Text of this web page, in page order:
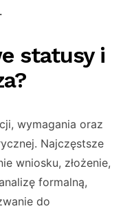
statusy i
wymagania oraz
Najczęstsze
wniosku, złożenie,
formalną,
do